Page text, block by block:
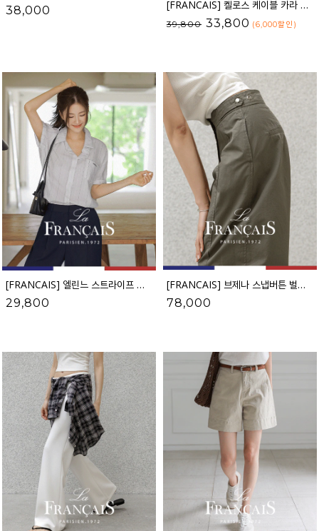
38,000
[FRANCAIS] 켈로스 케이블 카라 니트_F6S256KN
39,800 33,800 (6,000할인 )
[FRANCAIS] 엘린느 스트라이프 레이온 셔츠(반팔VER.)_F6H443SH
29,800
[FRANCAIS] 브제나 스냅버튼 벌룬 와이드 팬츠_F6H516PT
78,000